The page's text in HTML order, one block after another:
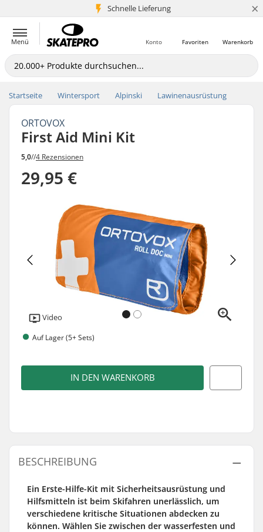
Schnelle Lieferung
5+ Mio. Kunden ×
Menü Warenkorb
Favoriten
Konto
Startseite Wintersport Alpinski Lawinenausrüstung
ORTOVOX
First Aid Mini Kit
5,0//4 Rezensionen
29,95 €
Video
Auf Lager (5+ Sets)
IN DEN WARENKORB
BESCHREIBUNG
Ein Erste-Hilfe-Kit mit Sicherheitsausrüstung und
Hilfsmitteln ist beim Skifahren unerlässlich, um
verschiedene kritische Situationen abdecken zu
können. Wählen Sie zwischen der wasserfesten und